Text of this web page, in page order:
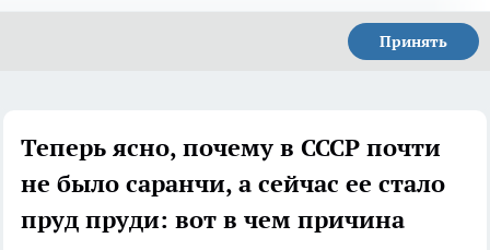
Принять
Теперь ясно, почему в СССР почти
не было саранчи, а сейчас ее стало
пруд пруди: вот в чем причина